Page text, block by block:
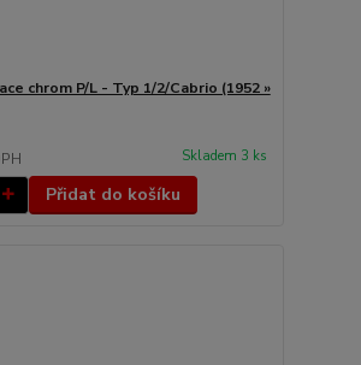
chrom P/L - Typ 1/2/Cabrio (1952 »
Skladem 3 ks
Přidat do košíku